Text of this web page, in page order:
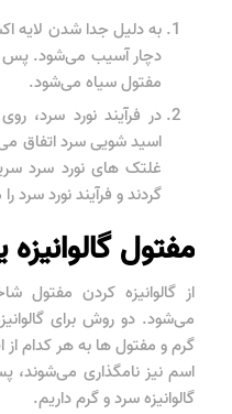
به دلیل جدا شدن
دچار آسیب می‌شود. پس
مفتول سیاه می‌شود.
در فرآیند نورد سرد،
اسید شویی سرد اتفاق
غلتک های نورد سرد
گردند و فرآیند نورد سرد
مفتول
از گالوانیزه کردن مفتول
می‌شود. دو روش برای
گرم و مفتول ها به هر کدام
اسم نیز نامگذاری
گالوانیزه سرد و گرم داریم.